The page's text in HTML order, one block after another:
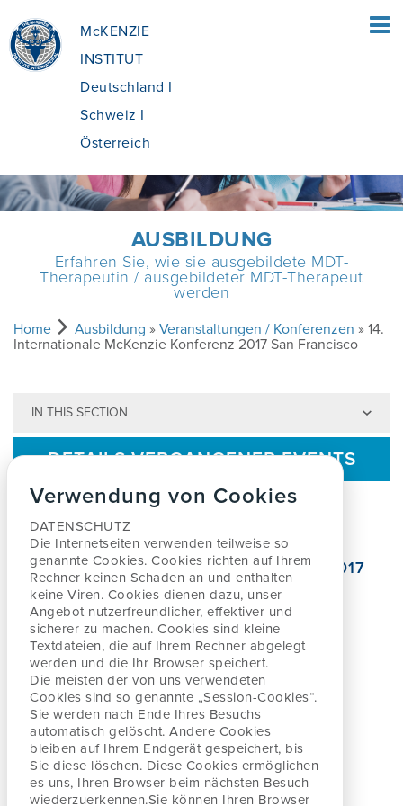
McKENZIE
INSTITUT
Deutschland I
Schweiz I
Österreich
HOME
FÜR PATIENTEN
ÜBERSICHT
WORUM GEHT ES?
IST DIE METHODE FÜR MICH
GEEIGNET?
SELBSTBEHANDLUNG
THERAPEUTENSUCHE
ERFAHRUNGSBERICHTE
INFORMATIONEN ALS DOWNLOAD
FÜR FACHLEUTE
DIE MCKENZIE METHODE
FORSCHUNG UND QUELLEN
DIE VORTEILE VON MDT
MITGLIEDSCHAFT
MCKENZIE FACHLEUTE BERICHTEN
BEFUNDFORMULARE
ÜBERSICHT
KURSÜBERSICHT
WEBINARE FÜR PHYSIO -
LEHREINRICHTUNGEN
CREDENTIALLING EXAMEN
QUALITÄTSSICHERUNGSPROGRAMM
ÜBER UNS
ÜBER DAS MCKENZIE INSTITUT
DEUTSCHLAND I SCHWEIZ I
ÖSTERREICH
IMPRESSUM
DATENSCHUTZ
ÜBER DAS MCKENZIE INSTITUTE
INTERNATIONAL
AKTUELLES
MCKENZIE MINI-SHOP
MITGLIEDERBEREICH
KONTAKT
Login
AUSBILDUNG
Erfahren Sie, wie sie ausgebildete MDT-
Therapeutin / ausgebildeter MDT-Therapeut
werden
Home Ausbildung » Veranstaltungen / Konferenzen » 14.
Internationale McKenzie Konferenz 2017 San Francisco
IN THIS SECTION
DETAILS VERGANGENER EVENTS
Zurück zu Events
14. Internationale McKenzie Konferenz 2017
San Francisco
22 - 24 September 2017
San Francisco, Vereinigte Staaten
https://www.spine.org/McKenzie2017.aspx
Verwendung von Cookies
DATENSCHUTZ
Die Internetseiten verwenden teilweise so
genannte Cookies. Cookies richten auf Ihrem
Rechner keinen Schaden an und enthalten
keine Viren. Cookies dienen dazu, unser
Angebot nutzerfreundlicher, effektiver und
sicherer zu machen. Cookies sind kleine
Textdateien, die auf Ihrem Rechner abgelegt
werden und die Ihr Browser speichert.
Die meisten der von uns verwendeten
Cookies sind so genannte „Session-Cookies“.
Sie werden nach Ende Ihres Besuchs
automatisch gelöscht. Andere Cookies
bleiben auf Ihrem Endgerät gespeichert, bis
Sie diese löschen. Diese Cookies ermöglichen
es uns, Ihren Browser beim nächsten Besuch
wiederzuerkennen.Sie können Ihren Browser